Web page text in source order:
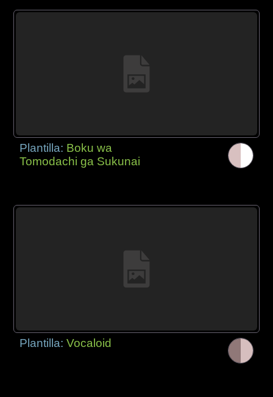
Plantilla: Boku wa
Tomodachi ga Sukunai
Plantilla:Vocaloid